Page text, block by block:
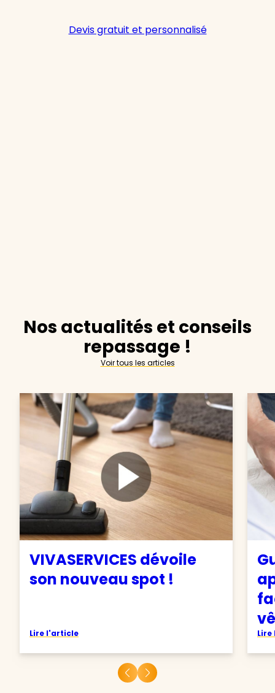
Devis gratuit et personnalisé
Nos actualités et conseils
repassage !
Voir tous les articles
VIVASERVICES dévoile
son nouveau spot !
Lire l'article